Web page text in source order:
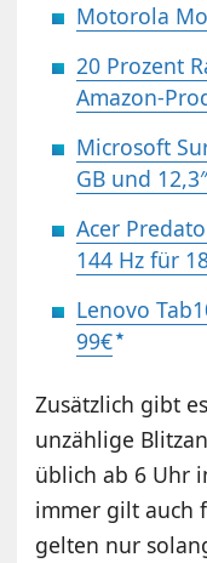
Motorola
20 Prozent
Amazon-
Microsoft
GB und
Acer
144 Hz für
Lenovo
99€
Zusätzlich gibt
unzählige
üblich ab 6 Uhr
immer gilt auch
gelten nur